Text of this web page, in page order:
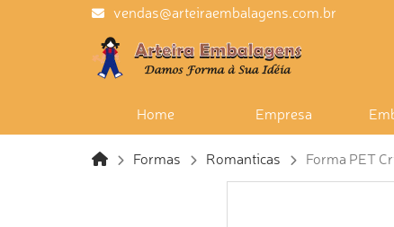
vendas@arteiraembalagens.com.br
Home Empresa
Formas Romanticas Forma PET